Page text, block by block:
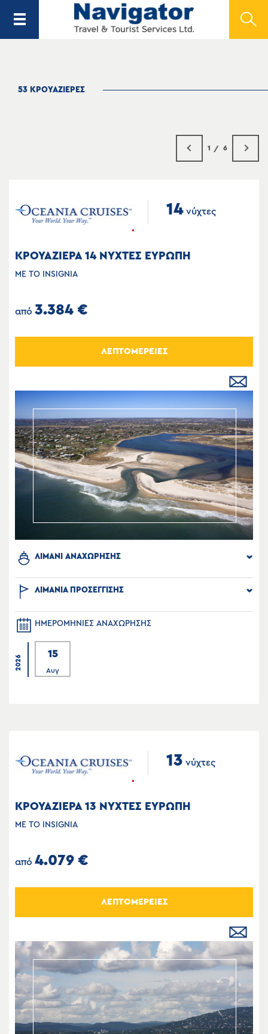
53 ΚΡΟΥΑΖΙΕΡΕΣ
1 6
14 νύχτες
ΚΡΟΥΑΖΙΕΡΑ 14 ΝΥΧΤΕΣ ΕΥΡΩΠΗ
ΜΕ ΤΟ INSIGNIA
από 3.384 €
ΛΕΠΤΟΜΕΡΕΙΕΣ
ΛΙΜΑΝΙ ΑΝΑΧΩΡΗΣΗΣ
ΛΙΜΑΝΙΑ ΠΡΟΣΕΓΓΙΣΗΣ
ΗΜΕΡΟΜΗΝΙΕΣ ΑΝΑΧΩΡΗΣΗΣ
2026
15
Αυγ
13 νύχτες
ΚΡΟΥΑΖΙΕΡΑ 13 ΝΥΧΤΕΣ ΕΥΡΩΠΗ
ΜΕ ΤΟ INSIGNIA
από 4.079 €
ΛΕΠΤΟΜΕΡΕΙΕΣ